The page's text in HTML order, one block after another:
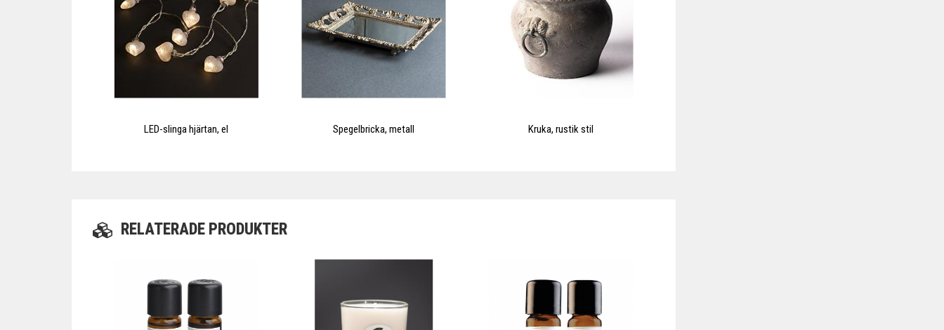
LED-slinga hjärtan, el Spegelbricka, metall Kruka, rustik stil
RELATERADE PRODUKTER
priserna genom att samla alla våra
grossisters fraktvolymer i en och
samma upphandling.